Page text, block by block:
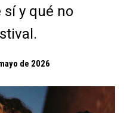
y qué no
de 2026